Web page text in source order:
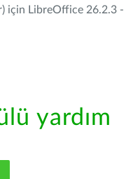
için LibreOffice 26.2.3 -
yardım